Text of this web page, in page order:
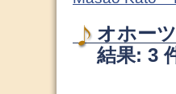
オホー
結果: 3